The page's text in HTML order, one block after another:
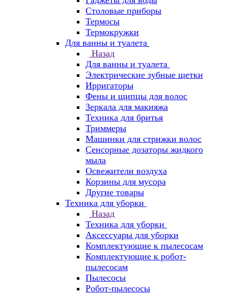
Столовые приборы
Термосы
Термокружки
Для ванны и туалета
Назад
Для ванны и туалета
Электрические зубные щетки
Ирригаторы
Фены и щипцы для волос
Зеркала для макияжа
Техника для бритья
Триммеры
Машинки для стрижки волос
Сенсорные дозаторы жидкого
мыла
Освежители воздуха
Корзины для мусора
Другие товары
Техника для уборки
Назад
Техника для уборки
Аксессуары для уборки
Комплектующие к пылесосам
Комплектующие к робот-
пылесосам
Пылесосы
Робот-пылесосы